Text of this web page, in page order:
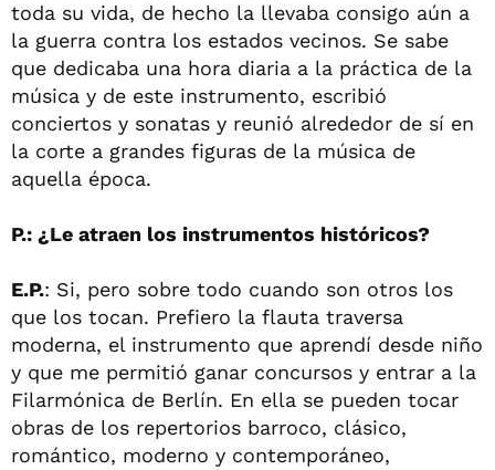
toda su vida, de hecho la llevaba consigo aún a
la guerra contra los estados vecinos. Se sabe
que dedicaba una hora diaria a la práctica de la
música y de este instrumento, escribió
conciertos y sonatas y reunió alrededor de sí en
la corte a grandes figuras de la música de
aquella época.
P.: ¿Le atraen los instrumentos históricos?
E.P.: Si, pero sobre todo cuando son otros los
que los tocan. Prefiero la flauta traversa
moderna, el instrumento que aprendí desde niño
y que me permitió ganar concursos y entrar a la
Filarmónica de Berlín. En ella se pueden tocar
obras de los repertorios barroco, clásico,
romántico, moderno y contemporáneo,